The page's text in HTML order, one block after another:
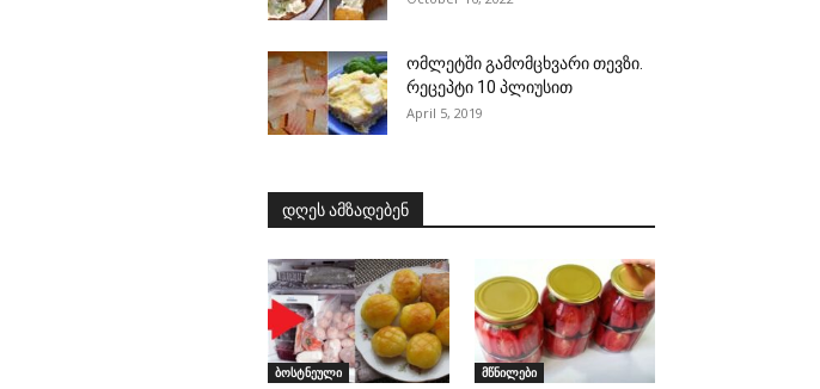
ომლეტში გამომცხვარი თევზი.
რეცეპტი 10 პლიუსით
April 5, 2019
დღეს ამზადებენ
ბოსტნეული მწნილები